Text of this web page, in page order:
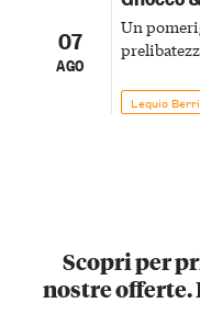
07
AGO
Un
Lequio
Scopri per
nostre